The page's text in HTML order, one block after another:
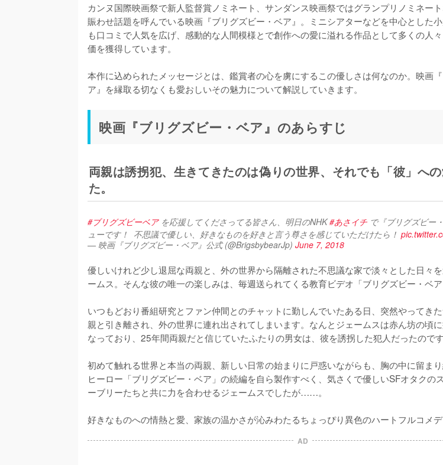
カンヌ国際映画祭で新人監督賞ノミネート、サンダンス映画祭ではグランプリノミネー
賑わせ話題を呼んでいる映画『ブリグズビー・ベア』。ミニシアターなどを中心とした
も口コミで人気を広げ、感動的な人間模様とで創作への愛に溢れる作品として多くの人
価を獲得しています。
本作に込められたメッセージとは、鑑賞者の心を虜にするこの優しさは何なのか。映画
ア』を縁取る切なくも愛おしいその魅力について解説していきます。
映画『ブリグズビー・ベア』のあらすじ
両親は誘拐犯、生きてきたのは偽りの世界、それでも「彼」へ
た。
#ブリグズビーベア を応援してくださってる皆さん、明日のNHK #あさイチ で『ブリグズビー
ューです！  不思議で優しい、好きなものを好きと言う尊さを感じていただけたら！
— 映画『ブリグズビー・ベア』公式 (@BrigsbybearJp) June 7, 2018
優しいけれど少し退屈な両親と、外の世界から隔離された不思議な家で淡々とした日々
ームス。そんな彼の唯一の楽しみは、毎週送られてくる教育ビデオ「ブリグズビー・ベア
いつもどおり番組研究とファン仲間とのチャットに勤しんでいたある日、突然やってき
親と引き離され、外の世界に連れ出されてしまいます。なんとジェームスは赤ん坊の頃
なっており、25年間両親だと信じていたふたりの男女は、彼を誘拐した犯人だったのです
初めて触れる世界と本当の両親、新しい日常の始まりに戸惑いながらも、胸の中に留ま
ヒーロー「ブリグズビー・ベア」の続編を自ら製作すべく、気さくで優しいSFオタクの
ーブリーたちと共に力を合わせるジェームスでしたが……。
好きなものへの情熱と愛、家族の温かさが沁みわたるちょっぴり異色のハートフルコメデ
AD